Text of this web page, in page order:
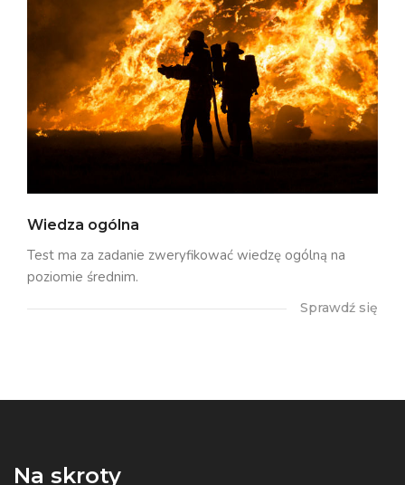
Wiedza ogólna
Test ma za zadanie zweryfikować wiedzę ogólną na
poziomie średnim.
Sprawdź się
Na skroty